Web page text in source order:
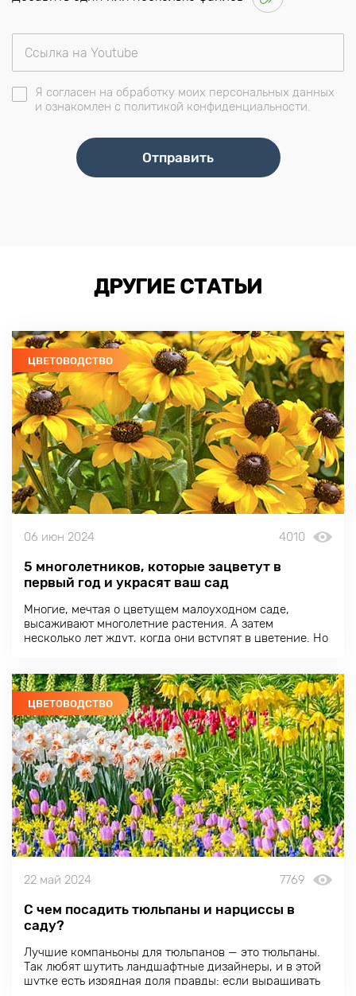
Я согласен на обработку моих персональных данных
и ознакомлен с политикой конфиденциальности.
ДРУГИЕ СТАТЬИ
ЦВЕТОВОДСТВО
06 июн 2024 4010
5 многолетников, которые зацветут в
первый год и украсят ваш сад
Многие, мечтая о цветущем малоуходном саде,
высаживают многолетние растения. А затем
несколько лет ждут, когда они вступят в цветение. Но
посева.
ЦВЕТОВОДСТВО
22 май 2024 7769
С чем посадить тюльпаны и нарциссы в
саду?
Лучшие компаньоны для тюльпанов — это тюльпаны.
Так любят шутить ландшафтные дизайнеры, и в этой
шутке есть изрядная доля правды: если выращивать